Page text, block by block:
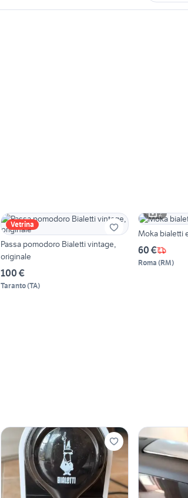
Vetrina
Passa pomodoro Bialetti vintage,
originale
100 €
Taranto(TA)
2
Moka bialetti
60 €
Roma (RM)